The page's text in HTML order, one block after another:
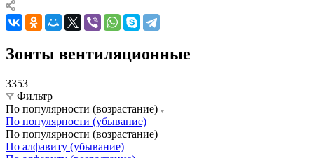
Зонты вентиляционные
3353
Фильтр
По популярности (возрастание)
По популярности (убывание)
По популярности (возрастание)
По алфавиту (убывание)